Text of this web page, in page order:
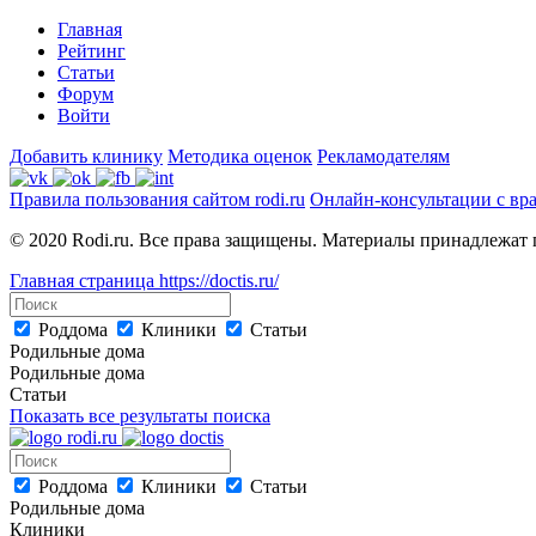
Главная
Рейтинг
Статьи
Форум
Войти
Добавить клинику Методика оценок Рекламодателям
Правила пользования сайтом rodi.ru Онлайн-консультации с
© 2020 Rodi.ru. Все права защищены. Материалы принадлежат
Главная страница https://doctis.ru/
Роддома Клиники
Статьи
Родильные дома
Родильные дома
Статьи
Показать все результаты поиска
Роддома Клиники
Статьи
Родильные дома
Клиники